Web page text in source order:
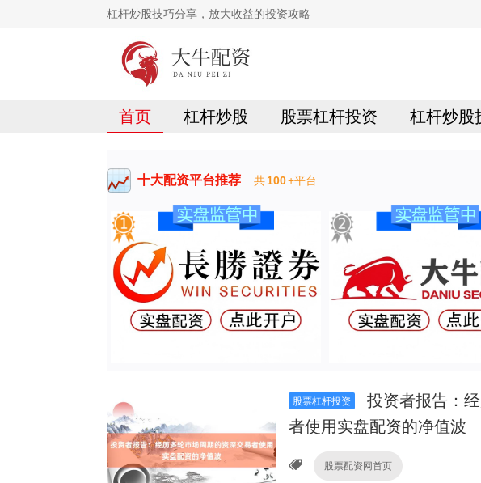
杠杆炒股技巧分享，放大收益的投资攻略
首页 杠杆炒股 股票杠杆投资 杠杆炒股
十大配资平台推荐 共100+平台
股票杠杆投资
投资者报告：
者使用实盘配资的净值波
股票配资网首页